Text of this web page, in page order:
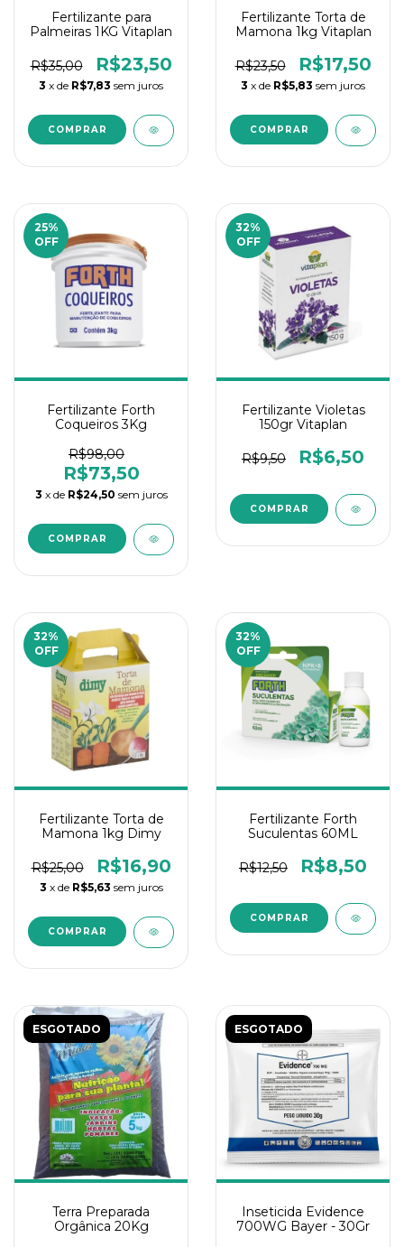
Fertilizante para
Palmeiras 1KG Vitaplan
R$35,00 R$23,50
3 x de R$7,83 sem juros
Fertilizante Torta de
Mamona 1kg Vitaplan
R$23,50 R$17,50
3 x de R$5,83 sem juros
25%
OFF
Fertilizante Forth
Coqueiros 3Kg
R$98,00
R$73,50
3 x de R$24,50 sem juros
32%
OFF
Fertilizante Violetas
150gr Vitaplan
R$9,50 R$6,50
32%
OFF
Fertilizante Torta de
Mamona 1kg Dimy
R$25,00 R$16,90
3 x de R$5,63 sem juros
32%
OFF
Fertilizante Forth
Suculentas 60ML
R$12,50 R$8,50
ESGOTADO
Terra Preparada
Orgânica 20Kg
ESGOTADO
Inseticida Evidence
700WG Bayer - 30Gr